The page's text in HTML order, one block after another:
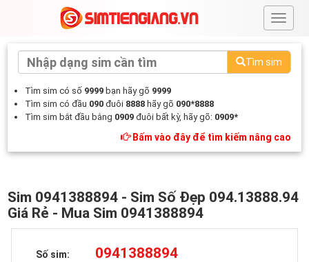
#
Tìm sim
Tìm sim có số 9999 bạn hãy gõ 9999
Tìm sim có đầu 090 đuôi 8888 hãy gõ 090*8888
Tìm sim bắt đầu bằng 0909 đuôi bất kỳ, hãy gõ: 0909*
Bấm vào đây để tìm kiếm nâng cao
Sim 0941388894 - Sim Số Đẹp 094.13888.94
Giá Rẻ - Mua Sim 0941388894
Số sim: 0941388894